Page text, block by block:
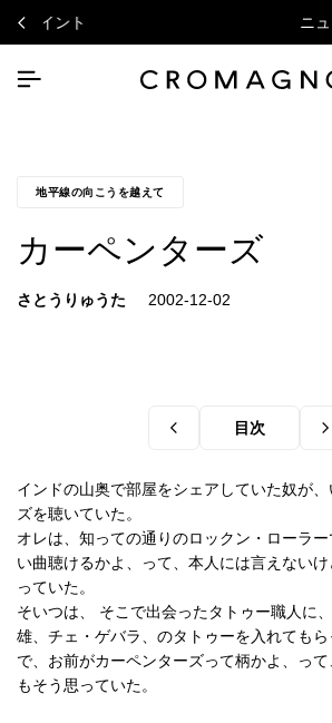
ニュースレターで毎月500
地平線の向こうを越えて
カーペンターズ
さとうりゅうた
目次
インドの山奥で部屋をシェアしていた奴が
ズを聴いていた。
オレは、知っての通りのロックン・ローラ
い曲聴けるかよ、って、本人には言えない
っていた。
そいつは、 そこで出会ったタトゥー職人に
雄、チェ・ゲバラ、のタトゥーを入れても
で、お前がカーペンターズって柄かよ、っ
もそう思っていた。